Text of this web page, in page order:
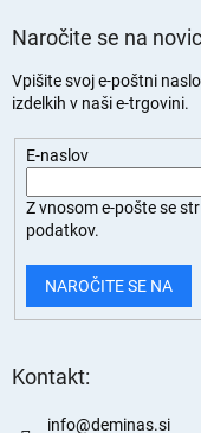
Naročite se na
Vpišite svoj e-poštni
izdelkih v naši e-trgovini.
E-naslov
Z vnosom e-pošte se
podatkov.
NAROČITE SE NA
Kontakt:
info@deminas.si